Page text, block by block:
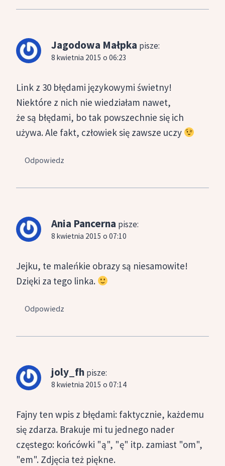
Jagodowa Małpka pisze:
8 kwietnia 2015 o 06:23
Link z 30 błędami językowymi świetny!
Niektóre z nich nie wiedziałam nawet,
że są błędami, bo tak powszechnie się ich
używa. Ale fakt, człowiek się zawsze uczy
Odpowiedz
Ania Pancerna pisze:
8 kwietnia 2015 o 07:10
Jejku, te maleńkie obrazy są niesamowite!
Dzięki za tego linka.
Odpowiedz
joly_fh pisze:
8 kwietnia 2015 o 07:14
Fajny ten wpis z błędami: faktycznie, każdemu
się zdarza. Brakuje mi tu jednego nader
częstego: końcówki "ą", "ę" itp. zamiast "om",
"em". Zdjęcia też piękne.